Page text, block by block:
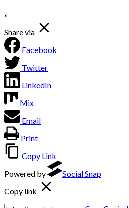
Share via
Facebook
Twitter
LinkedIn
Mix
Email
Print
Copy Link
Powered by
Social Snap
Copy link